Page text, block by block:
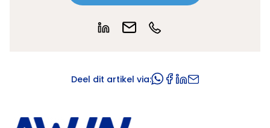
Deel dit artikel via: